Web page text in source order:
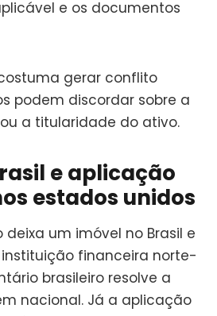
e os documentos
gerar conflito
podem discordar sobre a
a titularidade do ativo.
e aplicação
estados unidos
um imóvel no Brasil e
financeira norte-
brasileiro resolve a
nacional. Já a aplicação